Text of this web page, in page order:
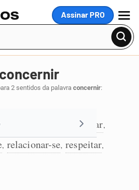
Assinar PRO
MENU
2 sentidos da palavra concernir:
interessar,
, relacionar-se, respeitar,